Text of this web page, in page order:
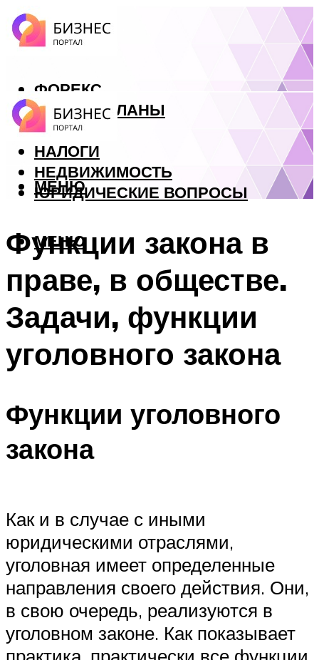
ФОРЕКС
БИЗНЕС ПЛАНЫ
КРЕДИТЫ
НАЛОГИ
НЕДВИЖИМОСТЬ
ЮРИДИЧЕСКИЕ ВОПРОСЫ
МЕНЮ
МЕНЮ
Функции закона в
праве, в обществе.
Задачи, функции
уголовного закона
Функции уголовного
закона
Как и в случае с иными
юридическими отраслями,
уголовная имеет определенные
направления своего действия. Они,
в свою очередь, реализуются в
уголовном законе. Как показывает